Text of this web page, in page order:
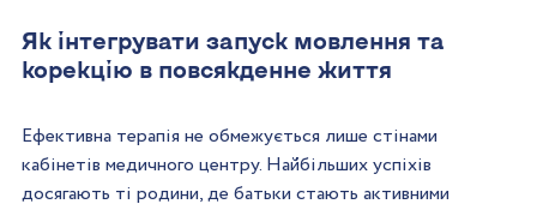
Як інтегрувати запуск мовлення та
корекцію в повсякденне життя
Ефективна терапія не обмежується лише стінами
кабінетів медичного центру. Найбільших успіхів
досягають ті родини, де батьки стають активними